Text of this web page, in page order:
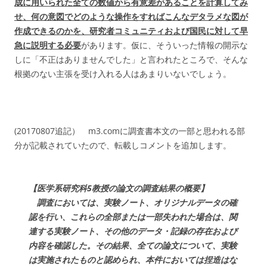
成に用いられた全ての数値から有意差があることを計算してみ
せ、何の意図でどのような操作をすればこんなデタラメな図が
作成できるのかを、研究者コミュニティおよび国民に対して早
急に説明する必要があります。仮に、そういった情報の開示な
しに「不正はありませんでした」と言われたところで、そんな
根拠のない主張を受け入れる人はあまりいないでしょう。
(20170807追記） m3.comに調査書本文の一部と思われる部
分が記載されていたので、転載しコメントを追加します。
【医学系研究科5教授の論文の調査結果の概要】
調査においては、実験ノート、オリジナルデータの確
認を行い、これらの全部または一部失われた場合は、関
連する実験ノート、その他のデータ・記録の存在および
内容を確認した。その結果、全ての論文について、実験
は実施されたものと認められ、本件においては捏造はな